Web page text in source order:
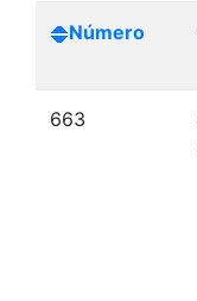
Número
663